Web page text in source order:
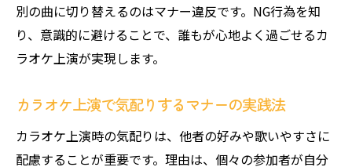
別の曲に切り替えるのはマナー違反です。NG行為を知
り、意識的に避けることで、誰もが心地よく過ごせるカ
ラオケ上演が実現します。
カラオケ上演で気配りするマナーの実践法
カラオケ上演時の気配りは、他者の好みや歌いやすさに
配慮することが重要です。理由は、個々の参加者が自分